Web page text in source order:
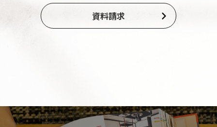
資料請求